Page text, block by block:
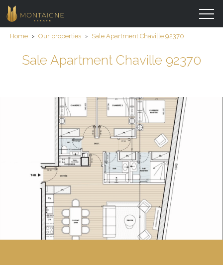
Home › Our properties › Sale Apartment Chaville 92370
Sale Apartment Chaville 92370